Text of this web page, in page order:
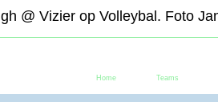
gh @ Vizier op Volleybal. Foto
Home Teams